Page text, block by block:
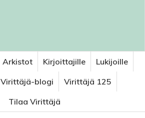
Arkistot Kirjoittajille
Lukijoille
Virittäjä-blogi
Virittäjä 125
Tilaa Virittäjä